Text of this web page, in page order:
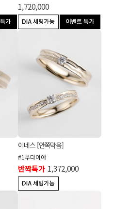
1,720,000
이네스 [안쪽막음]
#1부다이아
반짝특가 1,372,000